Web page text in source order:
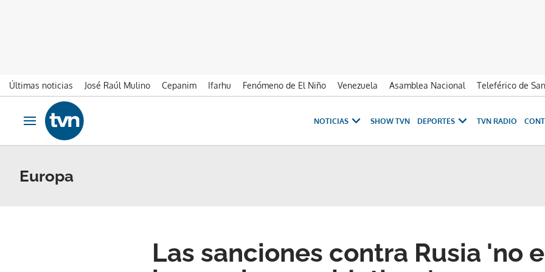
Últimas noticias José Raúl Mulino Cepanim Ifarhu Fenómeno de El Niño Venezuela Asamblea Nacional Teleférico de
Ir al contenido
Obrir navegació
NOTICIAS SHOW TVN DEPORTES TVN RADIO
Europa
Las sanciones contra Rusia 'no